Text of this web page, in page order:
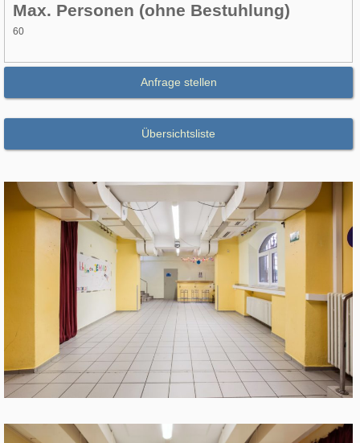
Max. Personen (ohne Bestuhlung)
60
Anfrage stellen
Übersichtsliste